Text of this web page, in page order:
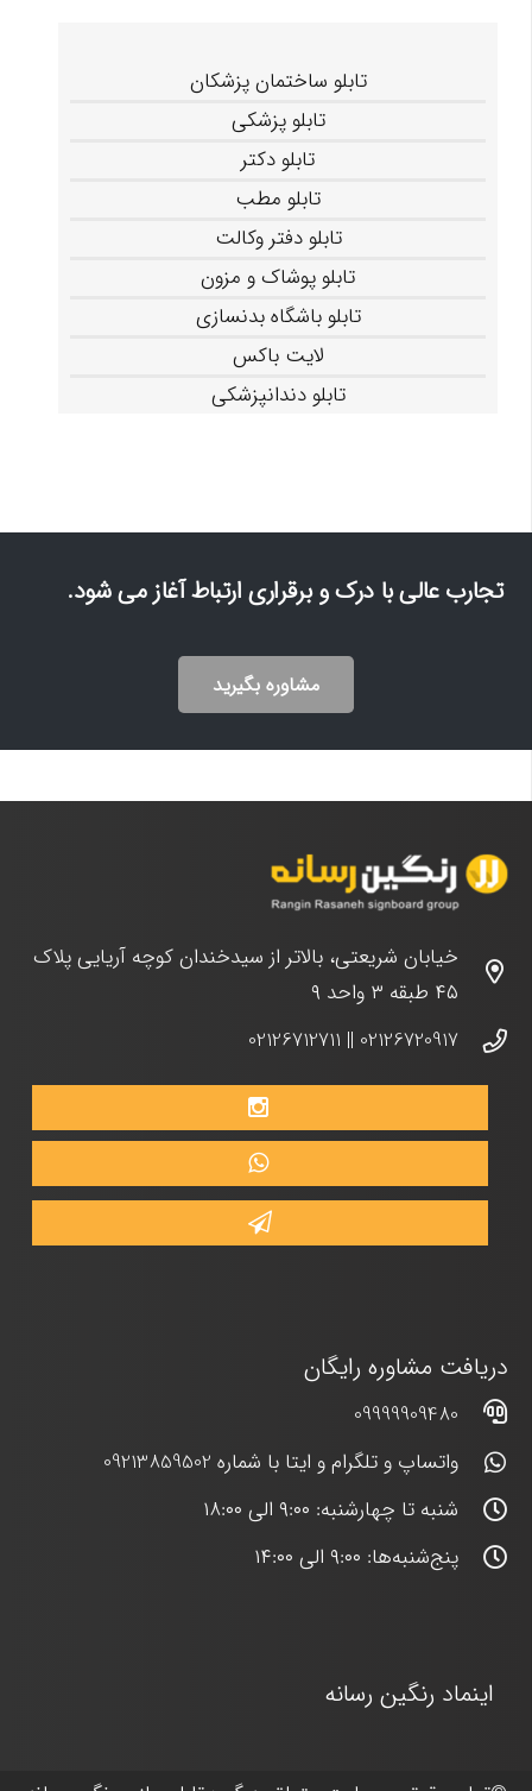
تابلو ساختمان پزشکان
تابلو پزشکی
تابلو دکتر
تابلو مطب
تابلو دفتر وکالت
تابلو پوشاک و مزون
تابلو باشگاه بدنسازی
لایت باکس
تابلو دندانپزشکی
تجارب عالی با درک و برقراری ارتباط آغاز می شود.
مشاوره بگیرید
خیابان شریعتی، بالاتر از سیدخندان کوچه آریایی پلاک
۴۵ طبقه ۳ واحد ۹
02126720917
||
02126712711
دریافت مشاوره رایگان
09999909480
واتساپ و تلگرام و ایتا با شماره 09213859502
شنبه تا چهارشنبه: ۹:۰۰ الی ۱۸:۰۰
پنج‌شنبه‌ها: ۹:۰۰ الی ۱۴:۰۰
اینماد رنگین رسانه